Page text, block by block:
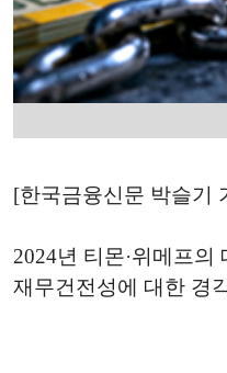
[한국금융신문 박슬기
2024년 티몬·위메프
재무건전성에 대한 경